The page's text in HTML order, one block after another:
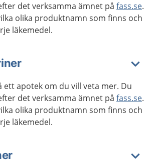
det verksamma ämnet på fass.se.
olika produktnamn som finns och
läkemedel.
ett apotek om du vill veta mer. Du
det verksamma ämnet på fass.se.
olika produktnamn som finns och
läkemedel.